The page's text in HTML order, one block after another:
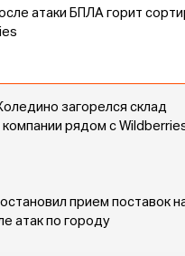
атаки БПЛА горит
загорелся склад
компании рядом с
прием поставок
атак по городу